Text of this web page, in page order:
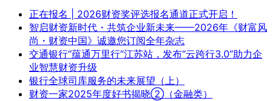
正在报名 | 2026财资奖评选报名通道正式开启！
智启财资新时代・共筑企业新未来——2026年《财富风
尚・财资中国》诚邀您订阅全年杂志
交通银行“蕴通万里行”江苏站，发布“云跨行3.0”助力企
业智慧财资升级
银行全球司库服务的未来展望（上）
财资一家2025年度好书揭晓②（金融类）